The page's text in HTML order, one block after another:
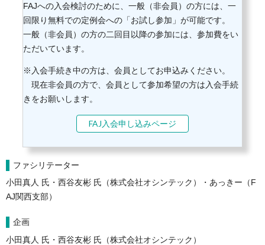
FAJへの入会検討のために、一般（非会員）の方には、一
回限り無料での定例会への「お試し参加」が可能です。
一般（非会員）の方の二回目以降の参加には、参加費をい
ただいています。
※入会手続き中の方は、会員としてお申込みください。
現在非会員の方で、会員として参加希望の方は入会手続
きをお願いします。
FAJ入会申し込みページ
ファシリテーター
小田真人 氏・西谷友彬 氏（株式会社オシンテック）・あっきー（F
AJ関西支部）
企画
小田真人 氏・西谷友彬 氏（株式会社オシンテック）